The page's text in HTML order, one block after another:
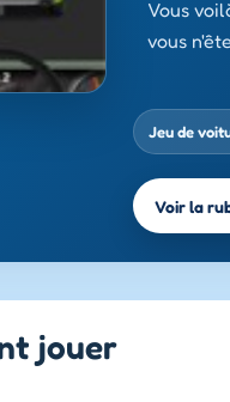
Vous
vous
Jeu de
Voir la
jouer